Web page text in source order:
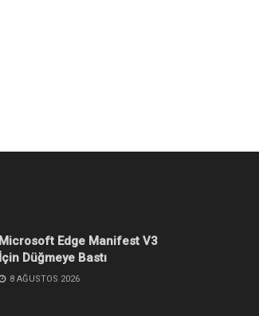
Microsoft Edge Manifest V3
İçin Düğmeye Bastı
8 AĞUSTOS 2026